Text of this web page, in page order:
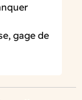
gage de